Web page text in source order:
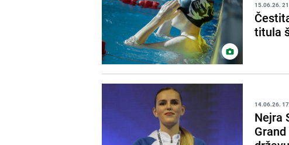
15.06.26.
titula
14.06.26.
Nejra